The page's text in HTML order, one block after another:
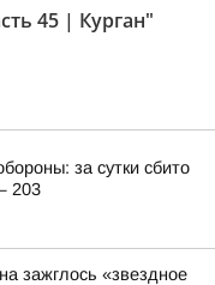
45 | Курган"
за сутки сбито
203
зажглось «звездное